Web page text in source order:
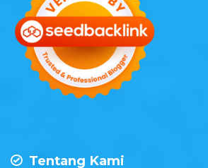
Tentang Kami